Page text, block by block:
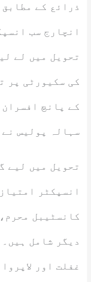
ذرائع کے
انچارج سب
تحویل میں لے
کی سکیورٹی پر
کے پانچ
سہالہ پولیس
تحویل میں لیے
انسپکٹر
کانسٹیبل
دیگر شامل
غفلت اور